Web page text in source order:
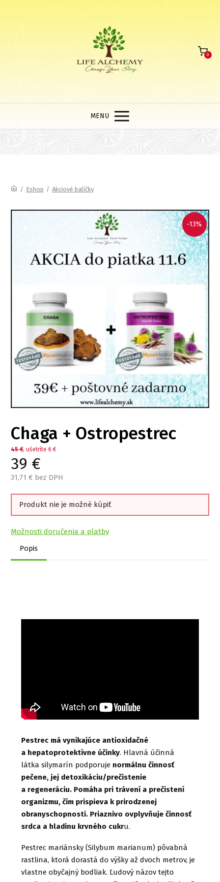
0
MENU
/ Eshop / Akciové balíčky
-13%
Chaga + Ostropestrec
45€, ušetríte 6 €
39 €
31,71 € bez DPH
Produkt nie je možné kúpiť
Možnosti doručenia a platby
Popis
Pestrec má vynikajúce antioxidačné
a hepatoprotektívne účinky. Hlavná účinná
látka silymarín podporuje normálnu činnosť
pečene, jej detoxikáciu/prečistenie
a regeneráciu. Pomáha pri trávení a prečistení
organizmu, čím prispieva k prirodzenej
obranyschopnosti. Priaznivo ovplyvňuje činnosť
srdca a hladinu krvného cukru.
Pestrec mariánsky (Silybum marianum) pôvabná
rastlina, ktorá dorastá do výšky až dvoch metrov, je
vlastne obyčajný bodliak. Ľudový názov tejto